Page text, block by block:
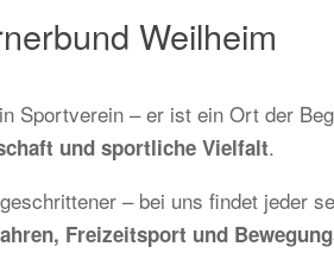
Weilheim
Sportverein – er ist ein Ort der
und sportliche Vielfalt.
– bei uns findet jeder
Freizeitsport und